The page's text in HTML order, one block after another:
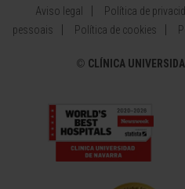
Aviso legal Política de
pessoais
Política de cookies
© CLÍNICA